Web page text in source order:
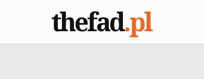
thefad.pl